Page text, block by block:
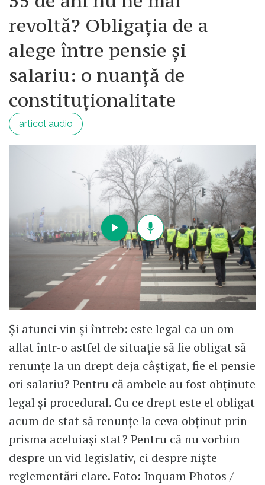
revoltă? Obligația de a
alege între pensie și
salariu: o nuanță de
constituționalitate
articol audio
Și atunci vin și întreb: este legal ca un om
aflat într-o astfel de situație să fie obligat să
renunțe la un drept deja câștigat, fie el pensie
ori salariu? Pentru că ambele au fost obținute
legal și procedural. Cu ce drept este el obligat
acum de stat să renunțe la ceva obținut prin
prisma aceluiași stat? Pentru că nu vorbim
despre un vid legislativ, ci despre niște
reglementări clare. Foto: Inquam Photos /